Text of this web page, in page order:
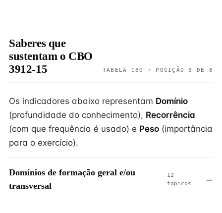
Saberes que
sustentam o CBO
3912-15
TABELA CBO · POSIÇÃO 3 DE 8
Os indicadores abaixo representam Domínio
(profundidade do conhecimento), Recorrência
(com que frequência é usado) e Peso (importância
para o exercício).
Domínios de formação geral e/ou
transversal
12
tópicos